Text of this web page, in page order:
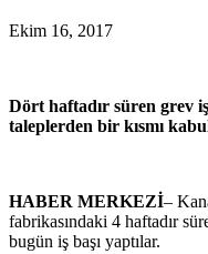
Ekim 16, 2017
Dört haftadır süren grev
taleplerden bir kısmı
HABER MERKEZİ–
fabrikasındaki 4 haftadır
bugün iş başı yaptılar.